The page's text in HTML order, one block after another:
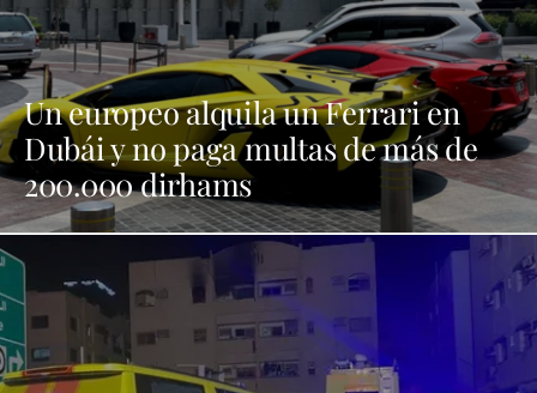
Un europeo alquila un Ferrari en
Dubái y no paga multas de más de
200.000 dirhams